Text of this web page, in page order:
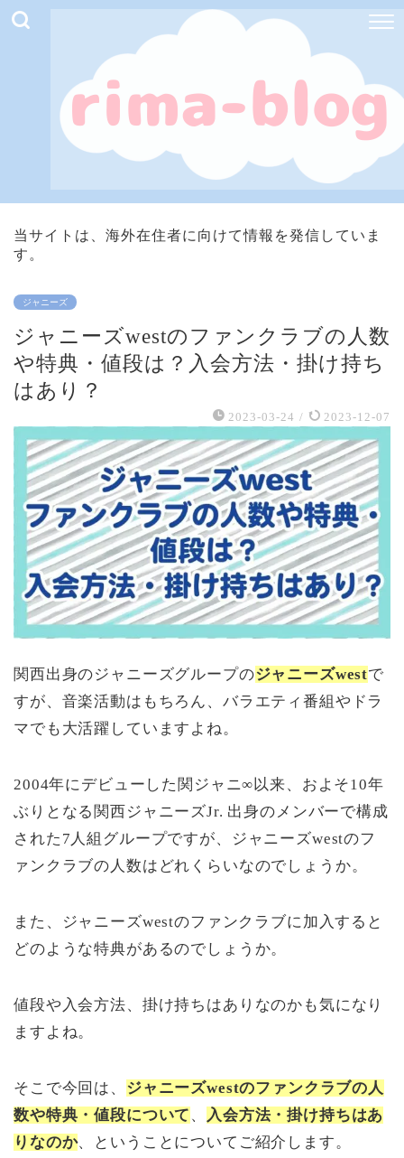
当サイトは、海外在住者に向けて情報を発信していま
す。
ジャニーズ
ジャニーズwestのファンクラブの人数
や特典・値段は？入会方法・掛け持ち
はあり？
2023-03-24 / 2023-12-07
関西出身のジャニーズグループのジャニーズwestで
すが、音楽活動はもちろん、バラエティ番組やドラ
マでも大活躍していますよね。
2004年にデビューした関ジャニ∞以来、およそ10年
ぶりとなる関西ジャニーズJr. 出身のメンバーで構成
された7人組グループですが、ジャニーズwestのフ
ァンクラブの人数はどれくらいなのでしょうか。
また、ジャニーズwestのファンクラブに加入すると
どのような特典があるのでしょうか。
値段や入会方法、掛け持ちはありなのかも気になり
ますよね。
そこで今回は、 ジャニーズwestのファンクラブの人
数や特典・値段について 、
入会方法・掛け持ちはあ
りなのか、ということについてご紹介します。